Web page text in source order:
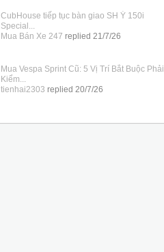
CubHouse tiếp tục bàn giao SH Ý 150i
Special...
Mua Bán Xe 247 replied 21/7/26
Mua Vespa Sprint Cũ: 5 Vị Trí Bắt Buộc Phải
Kiểm...
tienhai2303 replied 20/7/26